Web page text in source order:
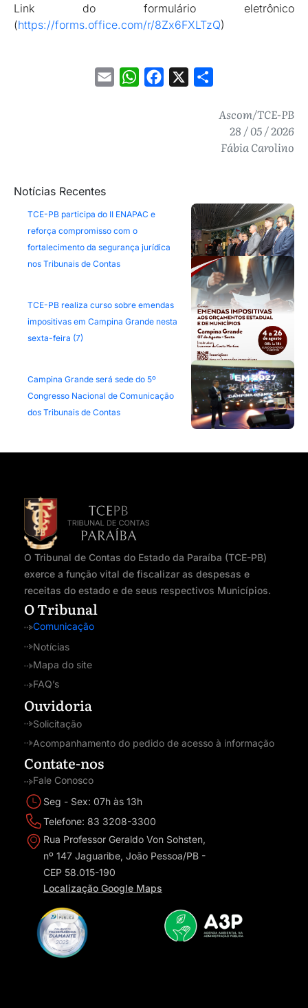
Link do formulário eletrônico
(https://forms.office.com/r/8Zx6FXLTzQ)
Email WhatsAppFacebook
Ascom/TCE-PB
28 / 05 / 2026
Fábia Carolino
Notícias Recentes
TCE-PB participa do II ENAPAC e
reforça compromisso com o
fortalecimento da segurança jurídica
nos Tribunais de Contas
TCE-PB realiza curso sobre emendas
impositivas em Campina Grande nesta
sexta-feira (7)
Campina Grande será sede do 5º
Congresso Nacional de Comunicação
dos Tribunais de Contas
O Tribunal de Contas do Estado da Paraíba (TCE-PB)
exerce a função vital de fiscalizar as despesas e
receitas do estado e de seus respectivos Municípios.
O Tribunal
Comunicação
Notícias
Mapa do site
FAQ’s
Ouvidoria
Solicitação
Acompanhamento do pedido de acesso à informação
Contate-nos
Fale Conosco
Seg - Sex: 07h às 13h
Telefone: 83 3208-3300
Rua Professor Geraldo Von Sohsten,
nº 147 Jaguaribe, João Pessoa/PB -
CEP 58.015-190
Localização Google Maps